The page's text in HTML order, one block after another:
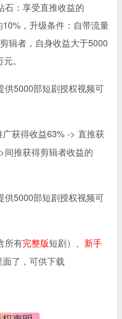
石：享受直推收益的
，升级条件：自带流量
辑者，自身收益大于5000
。
广获得收益63% -> 直推获
间推获得剪辑者收益的
所有完整版短剧）、 新手
了，可供下载